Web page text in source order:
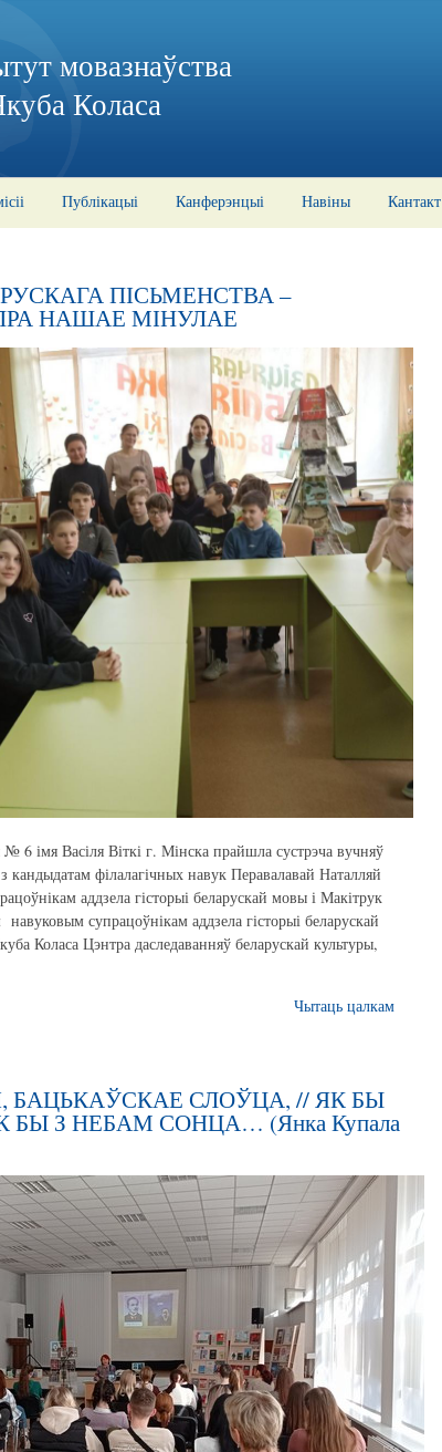
мовазнаўства
Коласа
Публікацыі Канферэнцыі Навіны Кантакт
ПІСЬМЕНСТВА –
НАШАЕ МІНУЛАЕ
6 імя Васіля Віткі г. Мінска прайшла сустрэча вучняў
філалагічных навук Перавалавай Наталляй
аддзела гісторыі беларускай мовы і Макітрук
супрацоўнікам аддзела гісторыі беларускай
Коласа Цэнтра даследаванняў беларускай культуры,
Чытаць цалкам
БАЦЬКАЎСКАЕ СЛОЎЦА, // ЯК БЫ
БЫ З НЕБАМ СОНЦА… (Янка Купала